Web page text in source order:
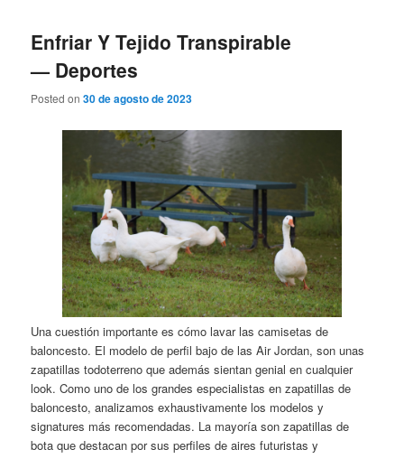
Enfriar Y Tejido Transpirable
— Deportes
Posted on30 de agosto de 2023
Una cuestión importante es cómo lavar las camisetas de
baloncesto. El modelo de perfil bajo de las Air Jordan, son unas
zapatillas todoterreno que además sientan genial en cualquier
look. Como uno de los grandes especialistas en zapatillas de
baloncesto, analizamos exhaustivamente los modelos y
signatures más recomendadas. La mayoría son zapatillas de
bota que destacan por sus perfiles de aires futuristas y